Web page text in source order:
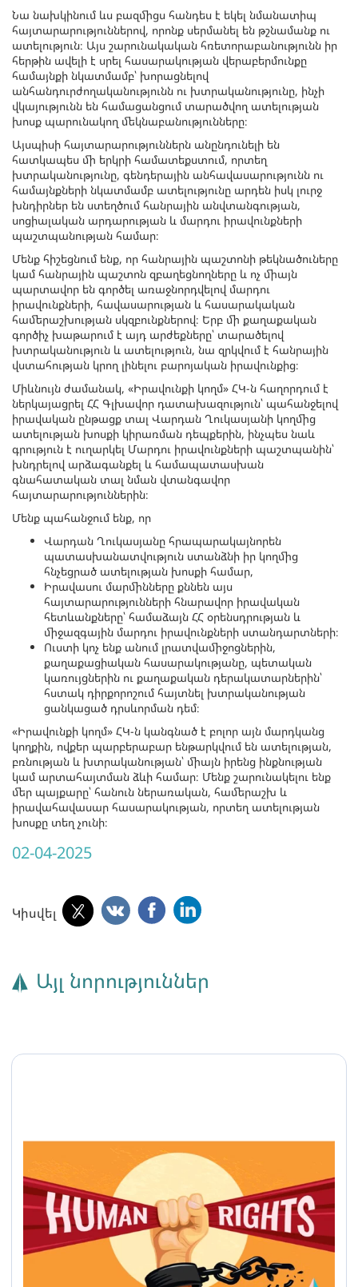
Նա նախկինում ևս բազմիցս հանդես է եկել նմանատիպ
հայտարարություններով, որոնք սերմանել են թշնամանք ու
ատելություն։ Այս շարունակական հռետորաբանությունն իր
հերթին ավելի է սրել հասարակության վերաբերմունքը
համայնքի նկատմամբ՝ խորացնելով
անհանդուրժողականությունն ու խտրականությունը, ինչի
վկայությունն են համացանցում տարածվող ատելության
խոսք պարունակող մեկնաբանությունները։
Այսպիսի հայտարարություններն անընդունելի են
հատկապես մի երկրի համատեքստում, որտեղ
խտրականությունը, գենդերային անհավասարությունն ու
համայնքների նկատմամբ ատելությունը արդեն իսկ լուրջ
խնդիրներ են ստեղծում հանրային անվտանգության,
սոցիալական արդարության և մարդու իրավունքների
պաշտպանության համար։
Մենք հիշեցնում ենք, որ հանրային պաշտոնի թեկնածուները
կամ հանրային պաշտոն զբաղեցնողները և ոչ միայն
պարտավոր են գործել առաջնորդվելով մարդու
իրավունքների, հավասարության և հասարակական
համերաշխության սկզբունքներով։ Երբ մի քաղաքական
գործիչ խաթարում է այդ արժեքները՝ տարածելով
խտրականություն և ատելություն, նա զրկվում է հանրային
վստահության կրող լինելու բարոյական իրավունքից։
Միևնույն ժամանակ, «Իրավունքի կողմ» ՀԿ-ն հաղորդում է
ներկայացրել ՀՀ Գլխավոր դատախազություն՝ պահանջելով
իրավական ընթացք տալ Վարդան Ղուկասյանի կողմից
ատելության խոսքի կիրառման դեպքերին, ինչպես նաև
գրություն է ուղարկել Մարդու իրավունքների պաշտպանին՝
խնդրելով արձագանքել և համապատասխան
գնահատական տալ նման վտանգավոր
հայտարարություններին։
Մենք պահանջում ենք, որ
Վարդան Ղուկասյանը հրապարակայնորեն
պատասխանատվություն ստանձնի իր կողմից
հնչեցրած ատելության խոսքի համար,
Իրավասու մարմինները քննեն այս
հայտարարությունների հնարավոր իրավական
հետևանքները՝ համաձայն ՀՀ օրենսդրության և
միջազգային մարդու իրավունքների ստանդարտների։
Ուստի կոչ ենք անում լրատվամիջոցներին,
քաղաքացիական հասարակությանը, պետական
կառույցներին ու քաղաքական դերակատարներին՝
հստակ դիրքորոշում հայտնել խտրականության
ցանկացած դրսևորման դեմ։
«Իրավունքի կողմ» ՀԿ-ն կանգնած է բոլոր այն մարդկանց
կողքին, ովքեր պարբերաբար ենթարկվում են ատելության,
բռնության և խտրականության՝ միայն իրենց ինքնության
կամ արտահայտման ձևի համար։ Մենք շարունակելու ենք
մեր պայքարը՝ հանուն ներառական, համերաշխ և
իրավահավասար հասարակության, որտեղ ատելության
խոսքը տեղ չունի։
02-04-2025
Կիսվել
Այլ նորություններ